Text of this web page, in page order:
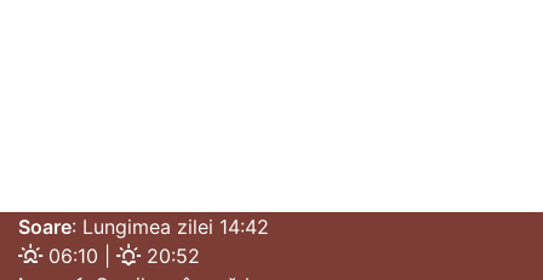
Soare: Lungimea zilei 14:42
06:10 |
20:52